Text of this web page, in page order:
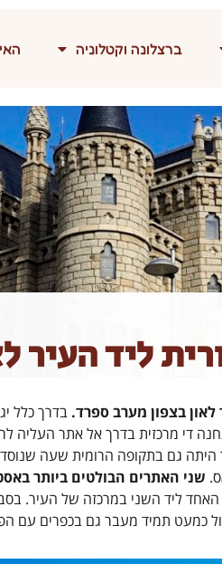
ברצלונה וקטלוניה
ליד העיר
בדרך כלל
די מרכזית בדרך אל אתר העליה
שני האתרים הבולטים ביותר
ליד השני במרכזה של העיר.
כמעט תמיד מעבר גם בכפרים עם